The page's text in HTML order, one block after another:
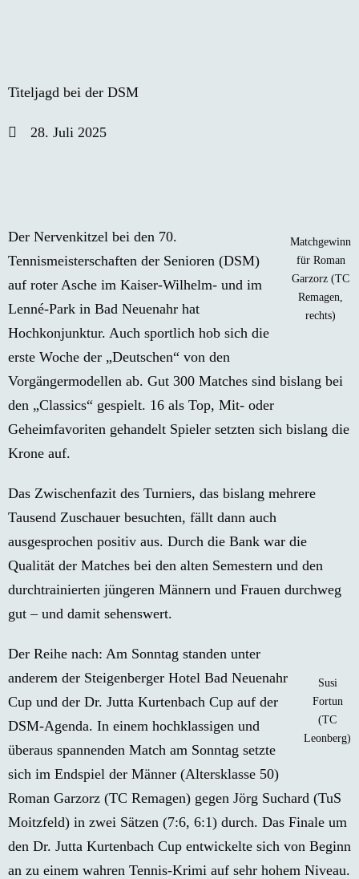
Titeljagd bei der DSM
28. Juli 2025
Matchgewinn
für Roman
Garzorz (TC
Remagen,
rechts)
Der Nervenkitzel bei den 70.
Tennismeisterschaften der Senioren (DSM)
auf roter Asche im Kaiser-Wilhelm- und im
Lenné-Park in Bad Neuenahr hat
Hochkonjunktur. Auch sportlich hob sich die
erste Woche der „Deutschen“ von den
Vorgängermodellen ab. Gut 300 Matches sind bislang bei
den „Classics“ gespielt. 16 als Top, Mit- oder
Geheimfavoriten gehandelt Spieler setzten sich bislang die
Krone auf.
Das Zwischenfazit des Turniers, das bislang mehrere
Tausend Zuschauer besuchten, fällt dann auch
ausgesprochen positiv aus. Durch die Bank war die
Qualität der Matches bei den alten Semestern und den
durchtrainierten jüngeren Männern und Frauen durchweg
gut – und damit sehenswert.
Susi
Fortun
(TC
Leonberg)
Der Reihe nach: Am Sonntag standen unter
anderem der Steigenberger Hotel Bad Neuenahr
Cup und der Dr. Jutta Kurtenbach Cup auf der
DSM-Agenda. In einem hochklassigen und
überaus spannenden Match am Sonntag setzte
sich im Endspiel der Männer (Altersklasse 50)
Roman Garzorz (TC Remagen) gegen Jörg Suchard (TuS
Moitzfeld) in zwei Sätzen (7:6, 6:1) durch. Das Finale um
den Dr. Jutta Kurtenbach Cup entwickelte sich von Beginn
an zu einem wahren Tennis-Krimi auf sehr hohem Niveau.